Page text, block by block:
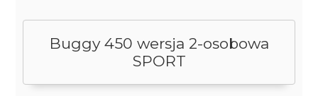
Buggy 450 wersja 2-osobowa
SPORT